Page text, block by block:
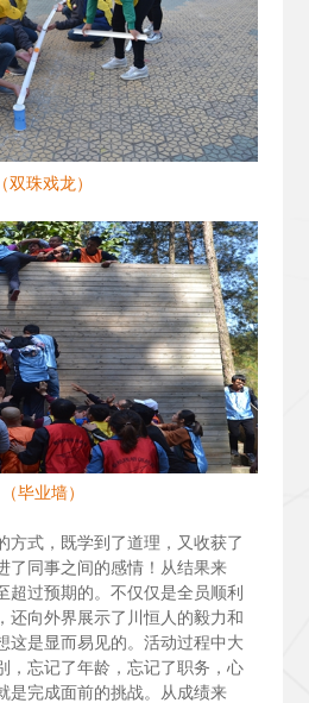
（双珠戏龙）
（毕业墙）
方式，既学到了道理，又收获了
了同事之间的感情！从结果来
超过预期的。不仅仅是全员顺利
还向外界展示了川恒人的毅力和
这是显而易见的。活动过程中大
，忘记了年龄，忘记了职务，心
完成面前的挑战。从成绩来